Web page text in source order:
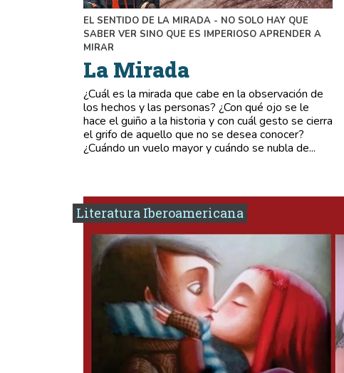
EL SENTIDO DE LA MIRADA - NO SOLO HAY QUE
SABER VER SINO QUE ES IMPERIOSO APRENDER A
MIRAR
La Mirada
¿Cuál es la mirada que cabe en la observación de
los hechos y las personas? ¿Con qué ojo se le
hace el guiño a la historia y con cuál gesto se cierra
el grifo de aquello que no se desea conocer?
¿Cuándo un vuelo mayor y cuándo se nubla de...
Literatura Iberoamericana